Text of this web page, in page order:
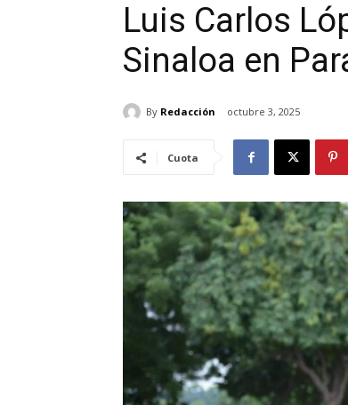
Luis Carlos
Sinaloa en
By Redacción octubre 3, 2025
Cuota